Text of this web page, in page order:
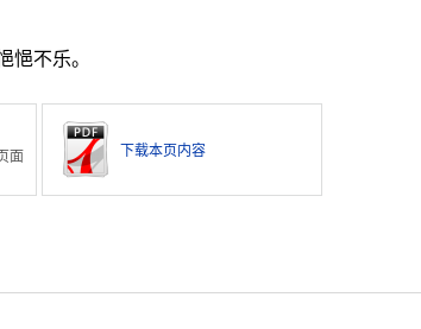
不乐。
面
下载本页内容